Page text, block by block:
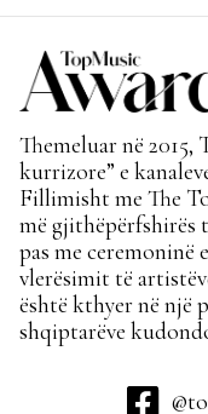
Themeluar në
kurrizore” e
Fillimisht me The
më gjithëpërfshirës
pas me ceremoninë
vlerësimit të
është kthyer në një
shqiptarëve